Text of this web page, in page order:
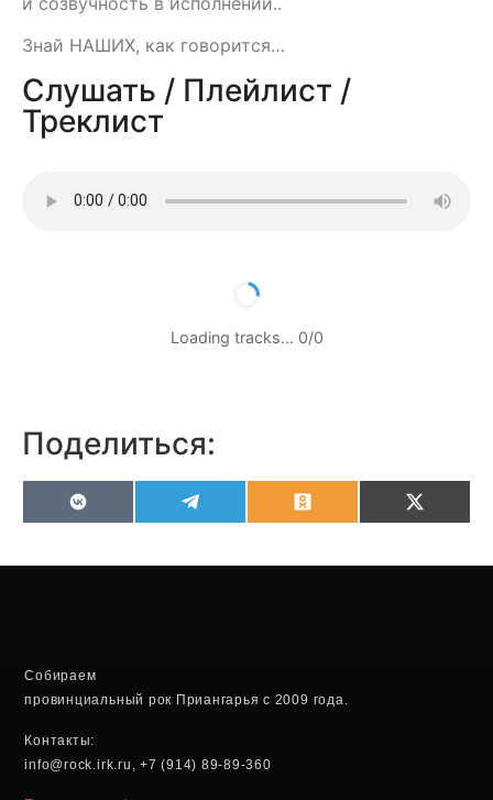
Знай НАШИХ, как говорится…
Слушать / Плейлист /
Треклист
Loading tracks… 0/0
Поделиться:
VK OdnoklassnikiX
Собираем
провинциальный рок Приангарья с 2009 года.
Контакты:
info@rock.irk.ru, +7 (914) 89-89-360